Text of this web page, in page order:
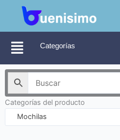
contenido
Categorías
Categorías del producto
Mochilas